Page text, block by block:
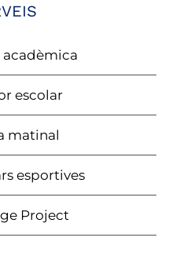
acadèmica
escolar
matinal
esportives
Project